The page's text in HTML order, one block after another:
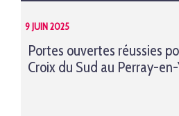
9 JUIN 2025
Portes ouvertes réussies
Croix du Sud au Perray-